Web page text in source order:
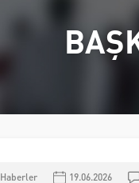
Haberler 19.06.2026